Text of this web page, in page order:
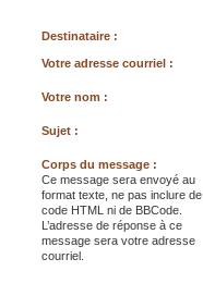
Destinataire :
Votre adresse courriel :
Votre nom :
Sujet :
Corps du message :
Ce message sera envoyé au
format texte, ne pas inclure de
code HTML ni de BBCode.
L’adresse de réponse à ce
message sera votre adresse
courriel.